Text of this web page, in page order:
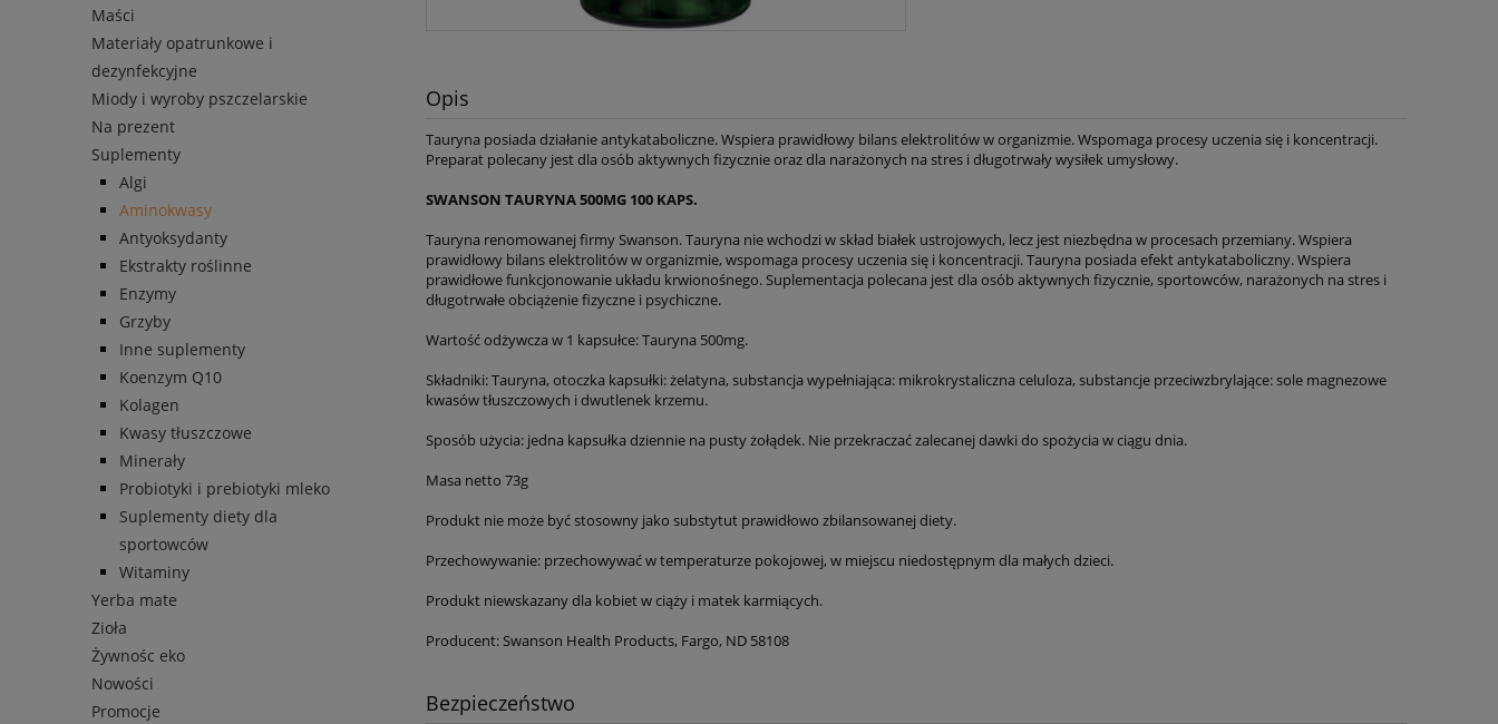
Maści
Materiały opatrunkowe i
dezynfekcyjne
Miody i wyroby pszczelarskie
Na prezent
Suplementy
Algi
Aminokwasy
Antyoksydanty
Ekstrakty roślinne
Enzymy
Grzyby
Inne suplementy
Koenzym Q10
Kolagen
Kwasy tłuszczowe
Minerały
Probiotyki i prebiotyki mleko
Suplementy diety dla
sportowców
Witaminy
Yerba mate
Zioła
Żywnośc eko
Nowości
Promocje
Opis
Tauryna posiada działanie antykataboliczne. Wspiera prawidłowy bilans elektrolitów w organizmie. Wspomaga procesy uczenia się i koncentracji.
Preparat polecany jest dla osób aktywnych fizycznie oraz dla narażonych na stres i długotrwały wysiłek umysłowy.
SWANSON TAURYNA 500MG 100 KAPS.
Tauryna renomowanej firmy Swanson. Tauryna nie wchodzi w skład białek ustrojowych, lecz jest niezbędna w procesach przemiany. Wspiera
prawidłowy bilans elektrolitów w organizmie, wspomaga procesy uczenia się i koncentracji. Tauryna posiada efekt antykataboliczny. Wspiera
prawidłowe funkcjonowanie układu krwionośnego. Suplementacja polecana jest dla osób aktywnych fizycznie, sportowców, narażonych na stres i
długotrwałe obciążenie fizyczne i psychiczne.
Wartość odżywcza w 1 kapsułce: Tauryna 500mg.
Składniki: Tauryna, otoczka kapsułki: żelatyna, substancja wypełniająca: mikrokrystaliczna celuloza, substancje przeciwzbrylające: sole magnezowe
kwasów tłuszczowych i dwutlenek krzemu.
Sposób użycia: jedna kapsułka dziennie na pusty żołądek. Nie przekraczać zalecanej dawki do spożycia w ciągu dnia.
Masa netto 73g
Produkt nie może być stosowny jako substytut prawidłowo zbilansowanej diety.
Przechowywanie: przechowywać w temperaturze pokojowej, w miejscu niedostępnym dla małych dzieci.
Produkt niewskazany dla kobiet w ciąży i matek karmiących.
Producent: Swanson Health Products, Fargo, ND 58108
Bezpieczeństwo